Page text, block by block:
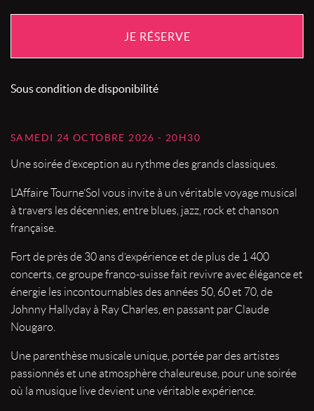
JE RÉSERVE
Sous condition de disponibilité
SAMEDI 24 OCTOBRE 2026 - 20H30
Une soirée d’exception au rythme des grands classiques.
L’Affaire Tourne’Sol vous invite à un véritable voyage musical
à travers les décennies, entre blues, jazz, rock et chanson
française.
Fort de près de 30 ans d’expérience et de plus de 1 400
concerts, ce groupe franco-suisse fait revivre avec élégance et
énergie les incontournables des années 50, 60 et 70, de
Johnny Hallyday à Ray Charles, en passant par Claude
Nougaro.
Une parenthèse musicale unique, portée par des artistes
passionnés et une atmosphère chaleureuse, pour une soirée
où la musique live devient une véritable expérience.